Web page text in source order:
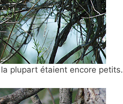
plupart étaient encore petits.